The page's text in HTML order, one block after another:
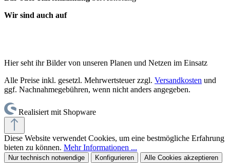
Wir sind auch auf
Hier seht ihr Bilder von unseren Planen und Netzen im Einsatz
Alle Preise inkl. gesetzl. Mehrwertsteuer zzgl. Versandkosten und
ggf. Nachnahmegebühren, wenn nicht anders angegeben.
Realisiert mit Shopware
Diese Website verwendet Cookies, um eine bestmögliche Erfahrung
bieten zu können. Mehr Informationen ...
Nur technisch notwendige Konfigurieren Alle Cookies akzeptieren